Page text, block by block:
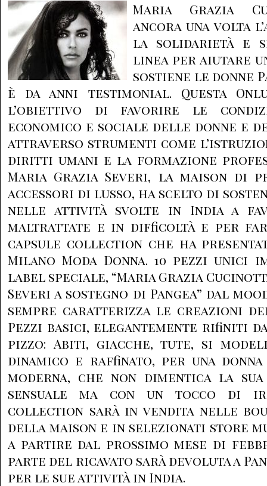
Maria Grazia
ancora una volta
la solidarietà e
linea per aiutare
sostiene le donne
è da anni testimonial. Questa
l’obiettivo di favorire le
economico e sociale delle donne e
attraverso strumenti come
diritti umani e la formazione
Maria Grazia Severi, la maison di
accessori di lusso, ha scelto di
nelle attività svolte in India a
maltrattate e in difficoltà e per
capsule collection che ha
Milano Moda Donna. 10 pezzi unici
label speciale, “Maria Grazia
Severi a sostegno di Pangea” dal
sempre caratterizza le creazioni
Pezzi basici, elegantemente rifiniti
pizzo: Abiti, giacche, tute, si
dinamico e raffinato, per una donna
moderna, che non dimentica la
sensuale ma con un tocco di
collection sarà in vendita nelle
della maison e in selezionati store
a partire dal prossimo mese di
parte del ricavato sarà devoluta a
per le sue attività in India.